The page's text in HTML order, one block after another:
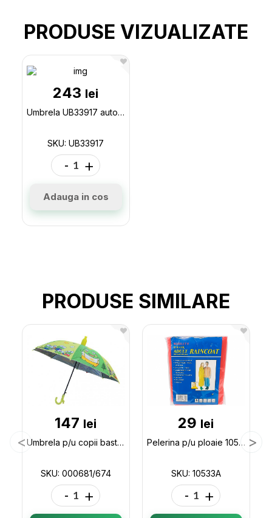
PRODUSE VIZUALIZATE
243 lei
Umbrela UB33917 automata UB33917
SKU: UB33917
- +
Adauga in cos
PRODUSE SIMILARE
147 lei
Umbrela p/u copii baston cu husa plastic(ML43-4/47-2) 000681/674
SKU: 000681/674
- +
29 lei
Pelerina p/u ploaie 10533A 10533A
SKU: 10533A
- +